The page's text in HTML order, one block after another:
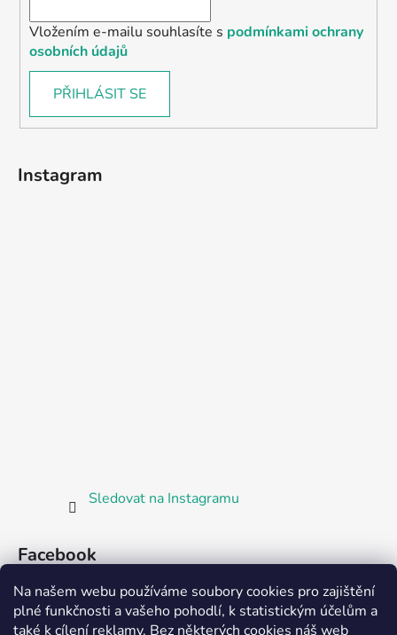
Na našem webu používáme soubory cookies pro zajištění
plné funkčnosti a vašeho pohodlí, k statistickým účelům a
také k cílení reklamy. Bez některých cookies náš web
Vložením e-mailu souhlasíte s podmínkami ochrany
osobních údajů
PŘIHLÁSIT SE
Instagram
Sledovat na Instagramu
Facebook